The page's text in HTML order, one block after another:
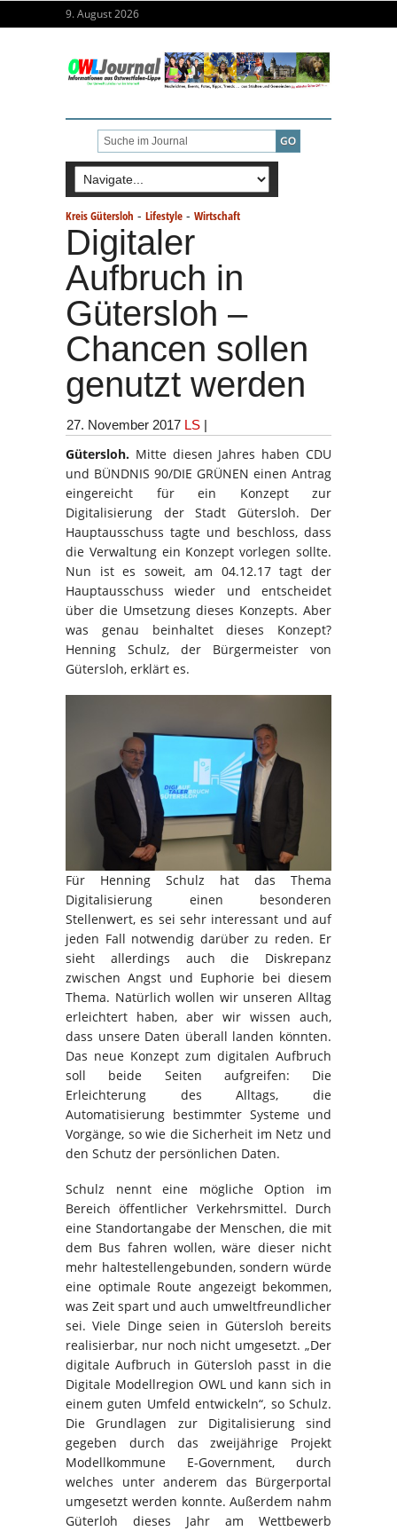
9. August 2026
Kreis Gütersloh - Lifestyle - Wirtschaft
Digitaler
Aufbruch in
Gütersloh –
Chancen sollen
genutzt werden
27. November 2017 LS |
Gütersloh. Mitte diesen Jahres haben CDU
und BÜNDNIS 90/DIE GRÜNEN einen Antrag
eingereicht für ein Konzept zur
Digitalisierung der Stadt Gütersloh. Der
Hauptausschuss tagte und beschloss, dass
die Verwaltung ein Konzept vorlegen sollte.
Nun ist es soweit, am 04.12.17 tagt der
Hauptausschuss wieder und entscheidet
über die Umsetzung dieses Konzepts. Aber
was genau beinhaltet dieses Konzept?
Henning Schulz, der Bürgermeister von
Gütersloh, erklärt es.
Für Henning Schulz hat das Thema
Digitalisierung einen besonderen
Stellenwert, es sei sehr interessant und auf
jeden Fall notwendig darüber zu reden. Er
sieht allerdings auch die Diskrepanz
zwischen Angst und Euphorie bei diesem
Thema. Natürlich wollen wir unseren Alltag
erleichtert haben, aber wir wissen auch,
dass unsere Daten überall landen könnten.
Das neue Konzept zum digitalen Aufbruch
soll beide Seiten aufgreifen: Die
Erleichterung des Alltags, die
Automatisierung bestimmter Systeme und
Vorgänge, so wie die Sicherheit im Netz und
den Schutz der persönlichen Daten.
Schulz nennt eine mögliche Option im
Bereich öffentlicher Verkehrsmittel. Durch
eine Standortangabe der Menschen, die mit
dem Bus fahren wollen, wäre dieser nicht
mehr haltestellengebunden, sondern würde
eine optimale Route angezeigt bekommen,
was Zeit spart und auch umweltfreundlicher
sei. Viele Dinge seien in Gütersloh bereits
realisierbar, nur noch nicht umgesetzt. „Der
digitale Aufbruch in Gütersloh passt in die
Digitale Modellregion OWL und kann sich in
einem guten Umfeld entwickeln“, so Schulz.
Die Grundlagen zur Digitalisierung sind
gegeben durch das zweijährige Projekt
Modellkommune E-Government, durch
welches unter anderem das Bürgerportal
umgesetzt werden konnte. Außerdem nahm
Güterloh dieses Jahr am Wettbewerb